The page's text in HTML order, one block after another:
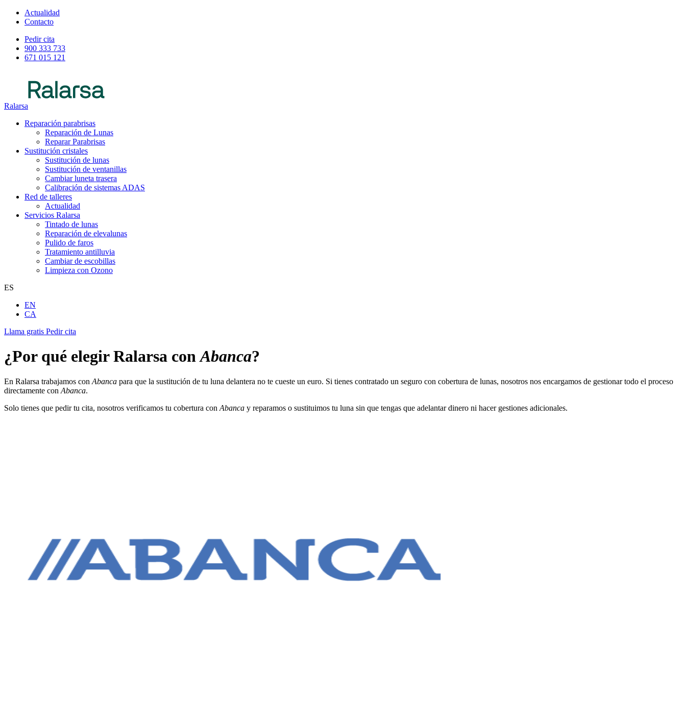
Actualidad
Contacto
Pedir cita
900 333 733
671 015 121
Ralarsa
Reparación parabrisas
Reparación de Lunas
Reparar Parabrisas
Sustitución cristales
Sustitución de lunas
Sustitución de ventanillas
Cambiar luneta trasera
Calibración de sistemas ADAS
Red de talleres
Actualidad
Servicios Ralarsa
Tintado de lunas
Reparación de elevalunas
Pulido de faros
Tratamiento antilluvia
Cambiar de escobillas
Limpieza con Ozono
ES
EN
CA
Llama gratis Pedir cita
¿Por qué elegir Ralarsa conAbanca?
En Ralarsa trabajamos con Abanca para que la sustitución de tu luna delantera no te cueste un euro. Si tienes contratado un seguro con cobertura de lunas, nosotros nos encargamos de gestionar todo el proceso
directamente con Abanca.
Solo tienes que pedir tu cita, nosotros verificamos tu cobertura con Abanca y reparamos o sustituimos tu luna sin que tengas que adelantar dinero ni hacer gestiones adicionales.